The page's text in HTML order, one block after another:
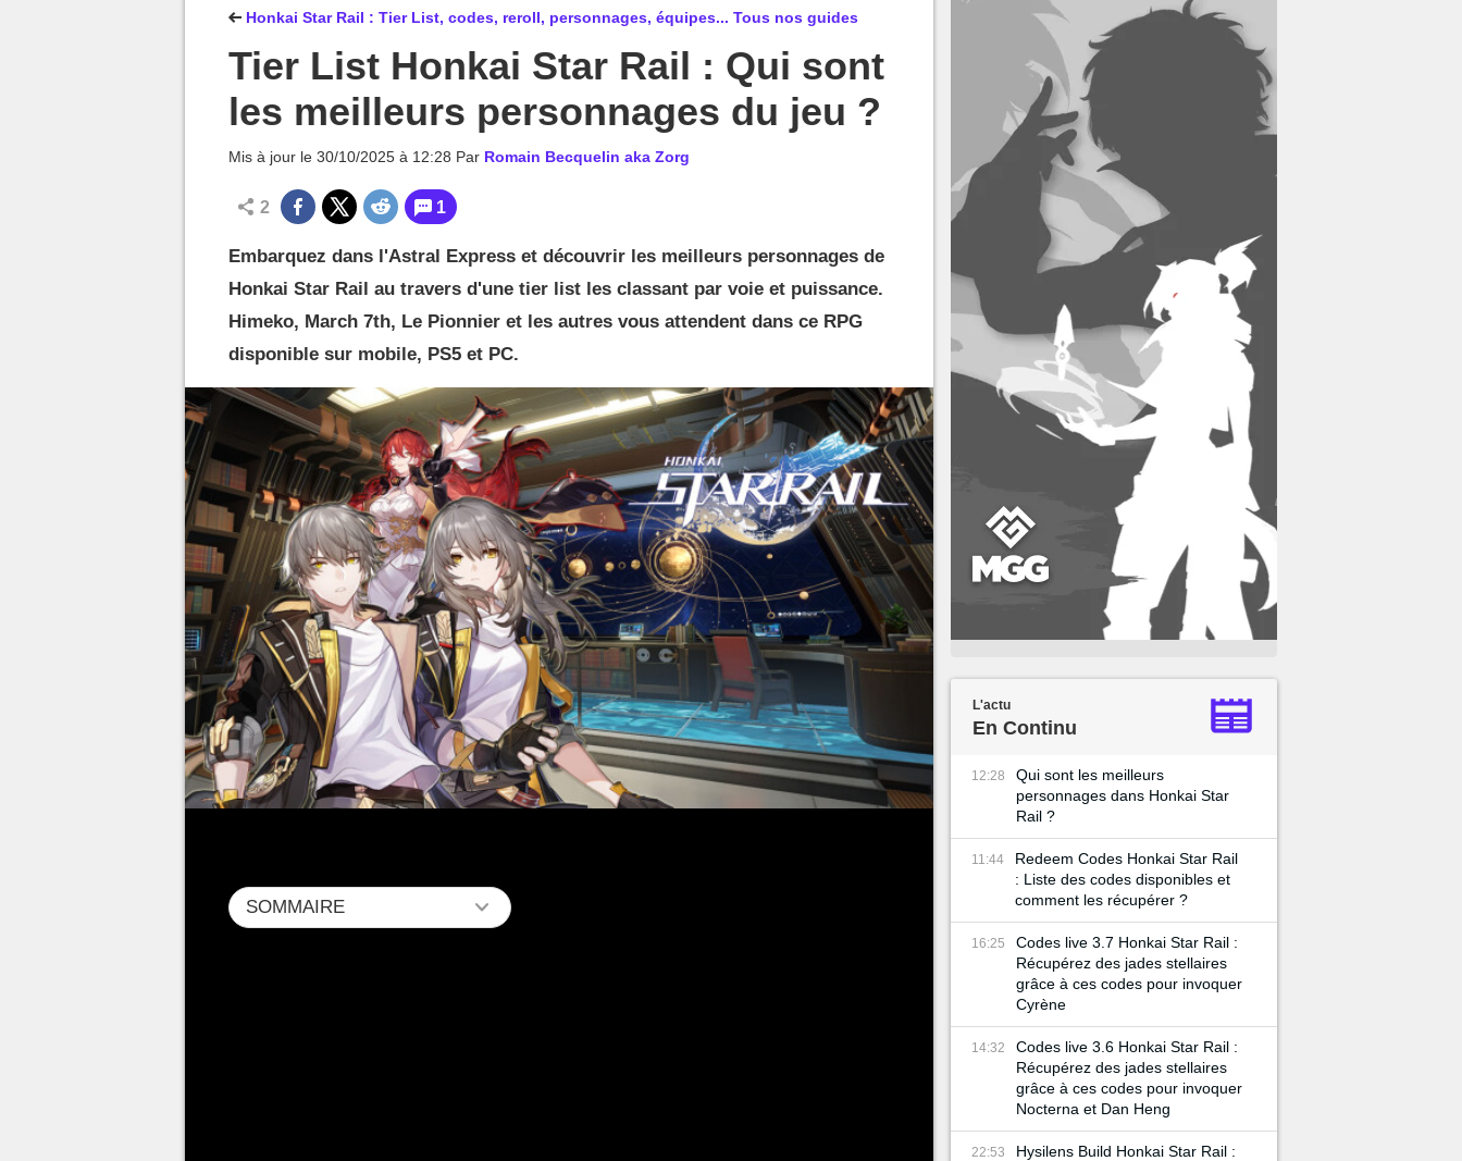
Honkai Star Rail : Tier List, codes, reroll, personnages, équipes... Tous nos guides
Tier List Honkai Star Rail : Qui sont
les meilleurs personnages du jeu ?
Mis à jour le 30/10/2025 à 12:28 Par Romain Becquelin aka Zorg
2 1
Embarquez dans l'Astral Express et découvrir les meilleurs personnages de
Honkai Star Rail au travers d'une tier list les classant par voie et puissance.
Himeko, March 7th, Le Pionnier et les autres vous attendent dans ce RPG
disponible sur mobile, PS5 et PC.
SOMMAIRE
L'actu
En Continu
12:28
Qui sont les meilleurs
personnages dans Honkai Star
Rail ?
11:44
Redeem Codes Honkai Star Rail
: Liste des codes disponibles et
comment les récupérer ?
16:25
Codes live 3.7 Honkai Star Rail :
Récupérez des jades stellaires
grâce à ces codes pour invoquer
Cyrène
14:32
Codes live 3.6 Honkai Star Rail :
Récupérez des jades stellaires
grâce à ces codes pour invoquer
Nocterna et Dan Heng
22:53
Hysilens Build Honkai Star Rail :